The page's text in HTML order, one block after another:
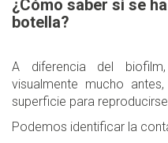
¿Cómo saber si se
botella?
A diferencia del
visualmente mucho
superficie para
Podemos identificar la